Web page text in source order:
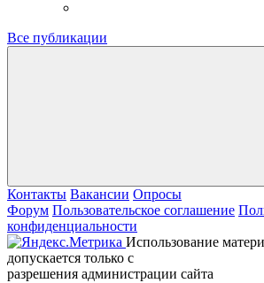
Все публикации
Контакты Вакансии Опросы
Форум Пользовательское соглашение
конфиденциальности
Использование
допускается только с
разрешения администрации сайта